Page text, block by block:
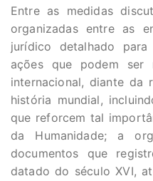
Entre as medidas
organizadas entre as
jurídico detalhado
ações que podem ser
internacional, diante da
história mundial,
que reforcem tal
da Humanidade; a
documentos que
datado do século XVI,